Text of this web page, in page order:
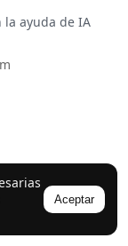
Aceptar
la ayuda de IA